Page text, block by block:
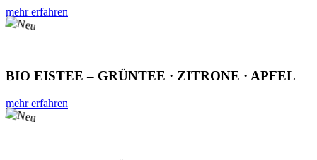
mehr erfahren
BIO EISTEE – GRÜNTEE · ZITRONE · APFEL
mehr erfahren